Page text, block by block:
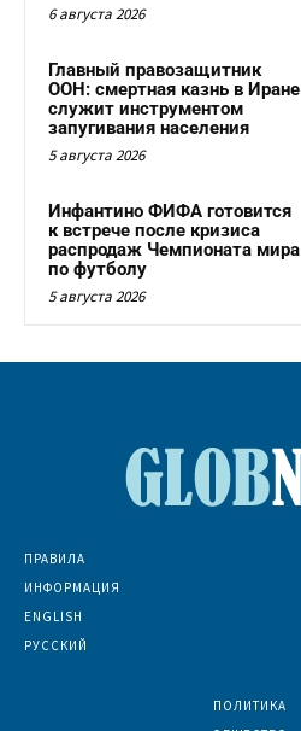
6 августа 2026
Главный правозащитник
ООН: смертная казнь в Иране
служит инструментом
запугивания населения
5 августа 2026
Инфантино ФИФА готовится
к встрече после кризиса
распродаж Чемпионата мира
по футболу
5 августа 2026
ПРАВИЛА
ИНФОРМАЦИЯ
ENGLISH
РУССКИЙ
ПОЛИТИКА